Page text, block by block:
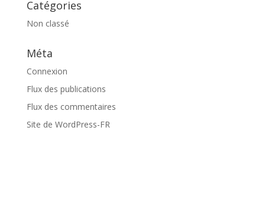
Catégories
Non classé
Méta
Connexion
Flux des publications
Flux des commentaires
Site de WordPress-FR